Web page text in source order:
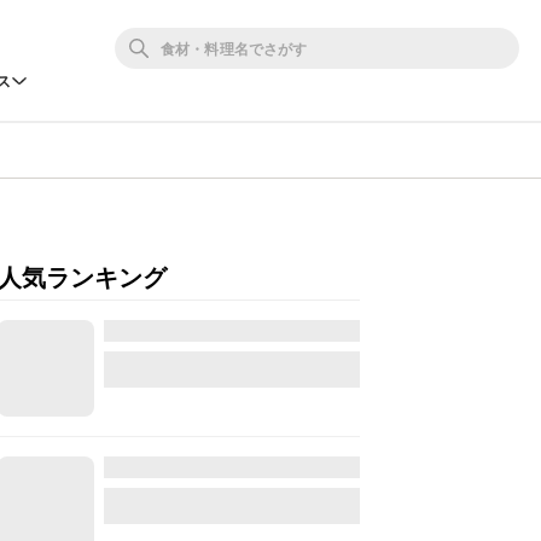
人気ランキング